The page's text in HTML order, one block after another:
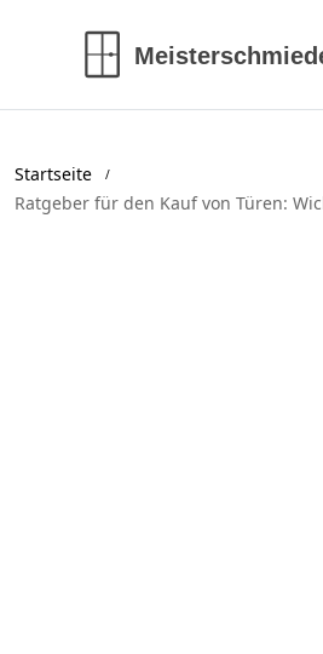
Startseite
Ratgeber für den Kauf von Türen: